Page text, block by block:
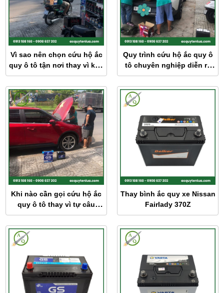
Vì sao nên chọn cứu hộ ắc
quy ô tô tận nơi thay vì kéo
xe về gara?
Quy trình cứu hộ ắc quy ô
tô chuyên nghiệp diễn ra
như thế nào?
Khi nào cần gọi cứu hộ ắc
quy ô tô thay vì tự câu
bình?
Thay bình ắc quy xe Nissan
Fairlady 370Z